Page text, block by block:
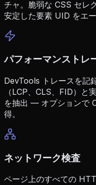
チャ。脆弱な CSS セレ
安定した要素 UID をエー
パフォーマンストレ
DevTools トレースを記
（LCP、CLS、FID）と
を抽出 — オプションで
得。
ネットワーク検査
ページ上のすべての